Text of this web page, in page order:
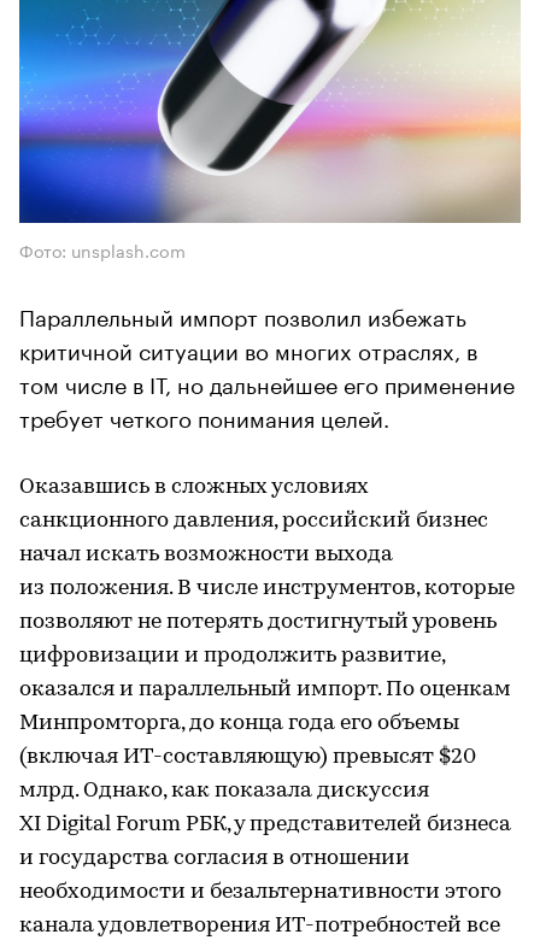
Фото: unsplash.com
Параллельный импорт позволил избежать
критичной ситуации во многих отраслях, в
том числе в IT, но дальнейшее его применение
требует четкого понимания целей.
Оказавшись в сложных условиях
санкционного давления, российский бизнес
начал искать возможности выхода
из положения. В числе инструментов, которые
позволяют не потерять достигнутый уровень
цифровизации и продолжить развитие,
оказался и параллельный импорт. По оценкам
Минпромторга, до конца года его объемы
(включая ИТ-составляющую) превысят $20
млрд. Однако, как показала дискуссия
XI Digital Forum РБК, у представителей бизнеса
и государства согласия в отношении
необходимости и безальтернативности этого
канала удовлетворения ИТ-потребностей все